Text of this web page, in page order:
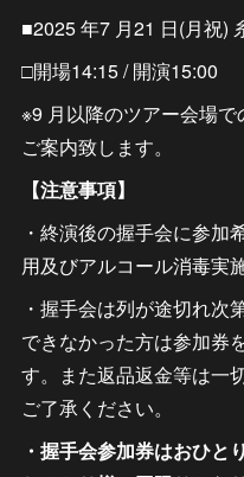
■2025 年7 月21 日(月祝)
□開場14:15 / 開演15:00
※9 月以降のツアー会場
ご案内致します。
【注意事項】
・終演後の握手会に参加
用及びアルコール消毒実
・握手会は列が途切れ次
できなかった方は参加券
す。また返品返金等は一
ご了承ください。
・握手会参加券はおひと